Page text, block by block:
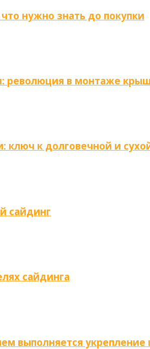
нужно знать до покупки
революция в монтаже
ключ к долговечной и
сайдинг
сайдинга
выполняется укрепление